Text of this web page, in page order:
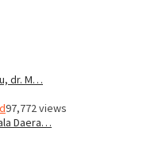
dr. M…
97,772 views
Daera…